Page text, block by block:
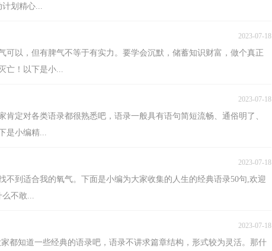
计划精心...
2023-07-18
可以，但有脾气不等于有实力。要学会沉默，储蓄知识财富，做个真正
亡！以下是小...
2023-07-18
定对各类语录都很熟悉吧，语录一般具有语句简短流畅、通俗明了、
是小编精...
2023-07-18
到适合我的氧气。下面是小编为大家收集的人生的经典语录50句,欢迎
么不敢...
2023-07-18
都知道一些经典的语录吧，语录不讲求篇章结构，形式较为灵活。那什